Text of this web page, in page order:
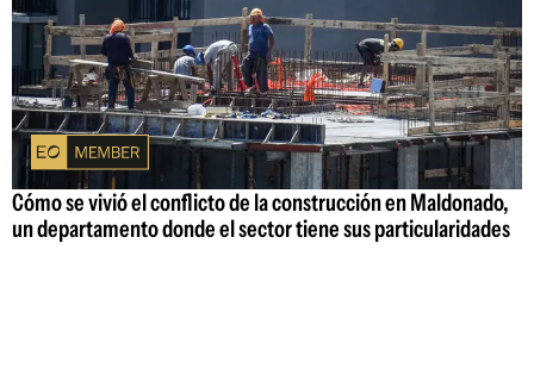
Cómo se vivió el conflicto de la construcción en Maldonado,
un departamento donde el sector tiene sus particularidades